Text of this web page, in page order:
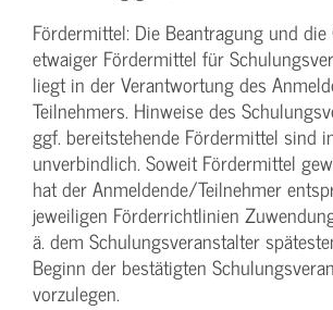
Fördermittel: Die Beantragung und
etwaiger Fördermittel für
liegt in der Verantwortung des
Teilnehmers. Hinweise des
ggf. bereitstehende Fördermittel sind
unverbindlich. Soweit Fördermittel
hat der Anmeldende/­Teilnehmer
jeweiligen Förderrichtlinien
ä. dem Schulungs­veranstalter
Beginn der bestätigten
vorzulegen.